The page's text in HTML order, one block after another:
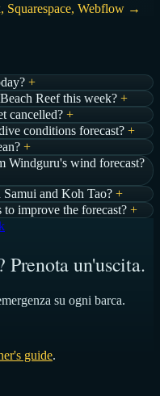
Squarespace, Webflow →
+
Reef this week? +
cancelled? +
conditions forecast? +
+
Windguru's wind forecast?
and Koh Tao? +
improve the forecast? +
Prenota un'uscita.
su ogni barca.
guide.